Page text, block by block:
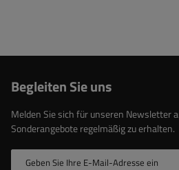
Begleiten Sie uns
Melden Sie sich für unseren Newsletter
Sonderangebote regelmäßig zu erhalten.
Geben Sie Ihre E-Mail-Adresse ein